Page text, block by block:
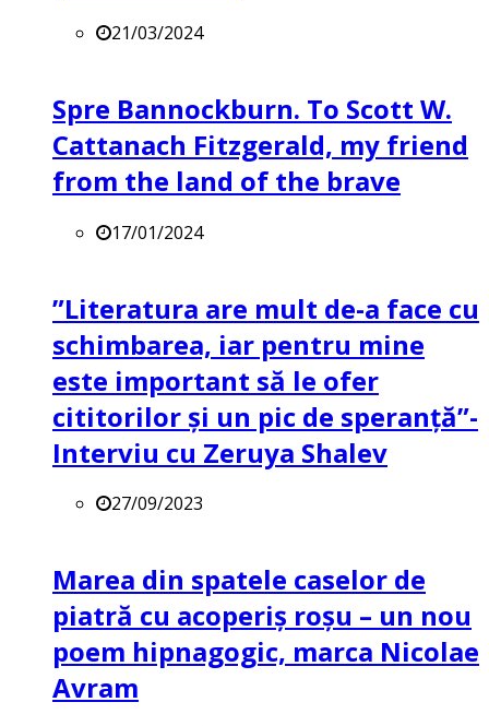
21/03/2024
Spre Bannockburn. To Scott W.
Cattanach Fitzgerald, my friend
from the land of the brave
17/01/2024
”Literatura are mult de-a face cu
schimbarea, iar pentru mine
este important să le ofer
cititorilor și un pic de speranță”-
Interviu cu Zeruya Shalev
27/09/2023
Marea din spatele caselor de
piatră cu acoperiș roșu – un nou
poem hipnagogic, marca Nicolae
Avram